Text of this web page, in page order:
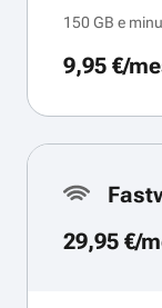
150 GB e
9,95 €/
29,95 €/